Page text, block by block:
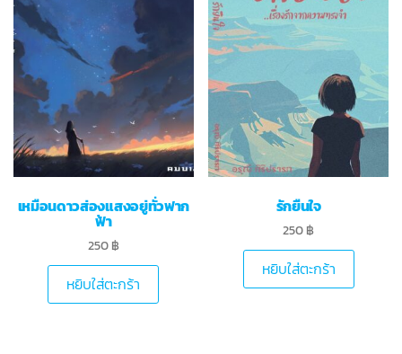
เหมือนดาวส่องแสงอยู่ทั่วฟาก
ฟ้า
250 ฿
หยิบใส่ตะกร้า
รักยืนใจ
250 ฿
หยิบใส่ตะกร้า